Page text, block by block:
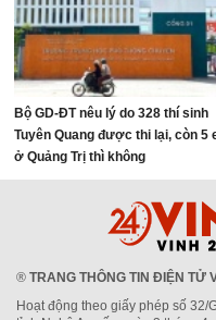
Bộ GD-ĐT nêu lý do 328 thí sinh
Tuyên Quang được thi lại, còn 5
ở Quảng Trị thì không
® TRANG THÔNG TIN ĐIỆN TỬ
Hoạt động theo giấy phép số 32/